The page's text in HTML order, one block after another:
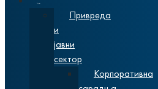
Привреда
и
јавни
сектор
Корпоративна